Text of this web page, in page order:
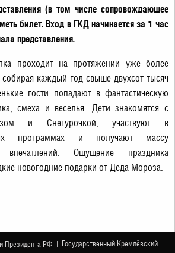
(в том числе сопровождающее
билет. Вход в ГКД начинается за 1 час
представления.
проходит на протяжении уже более
собирая каждый год свыше двухсот тысяч
гости попадают в фантастическую
смеха и веселья. Дети знакомятся с
и Снегурочкой, участвуют в
программах и получают массу
впечатлений. Ощущение праздника
новогодние подарки от Деда Мороза.
Президента РФ | Государственный Кремлёвский